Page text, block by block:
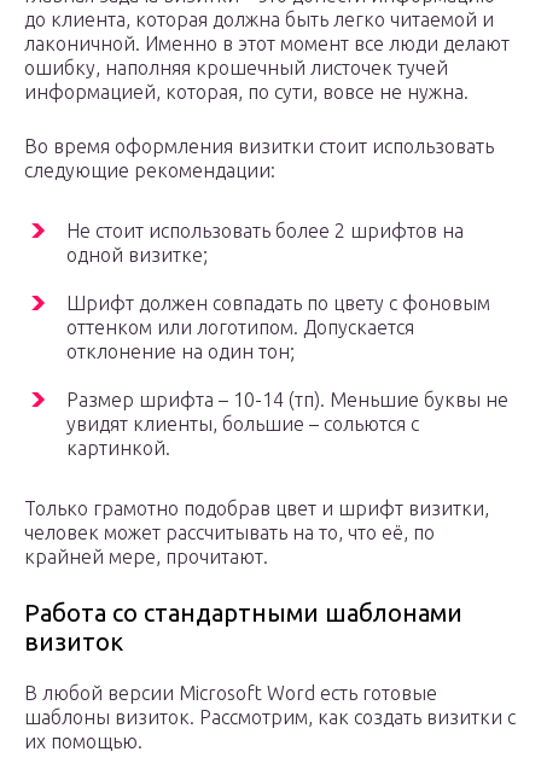
до клиента, которая должна быть легко читаемой и
лаконичной. Именно в этот момент все люди делают
ошибку, наполняя крошечный листочек тучей
информацией, которая, по сути, вовсе не нужна.
Во время оформления визитки стоит использовать
следующие рекомендации:
Не стоит использовать более 2 шрифтов на
одной визитке;
Шрифт должен совпадать по цвету с фоновым
оттенком или логотипом. Допускается
отклонение на один тон;
Размер шрифта – 10-14 (тп). Меньшие буквы не
увидят клиенты, большие – сольются с
картинкой.
Только грамотно подобрав цвет и шрифт визитки,
человек может рассчитывать на то, что её, по
крайней мере, прочитают.
Работа со стандартными шаблонами
визиток
В любой версии Microsoft Word есть готовые
шаблоны визиток. Рассмотрим, как создать визитки с
их помощью.